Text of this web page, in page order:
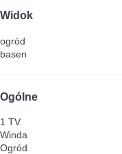
Widok
ogród
basen
Ogólne
1 TV
Winda
Ogród